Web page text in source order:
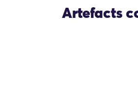
Artefacts